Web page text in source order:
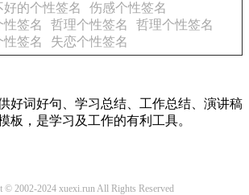
好的个性签名
伤感个性签名
性签名
哲理个性签名
哲理个性签名
性签名
失恋个性签名
好词好句、学习总结、工作总结、演讲稿
板，是学习及工作的有利工具。
© 2002-2024 xuexi.run All Rights Reserved